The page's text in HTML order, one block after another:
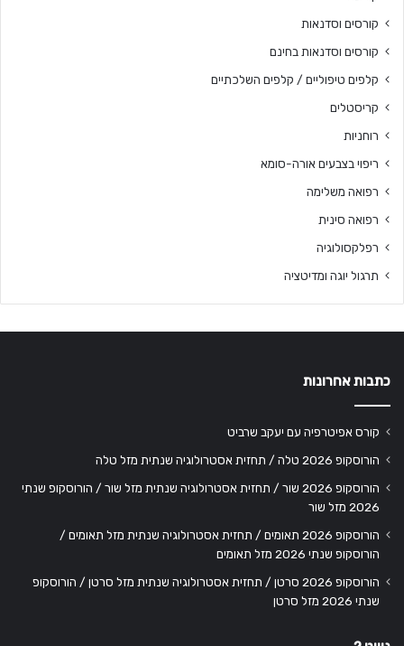
קורסים וסדנאות
קורסים וסדנאות בחינם
קלפים טיפוליים / קלפים השלכתיים
קריסטלים
רוחניות
ריפוי בצבעים אורה-סומא
רפואה משלימה
רפואה סינית
רפלקסולוגיה
תרגול יוגה ומדיטציה
כתבות אחרונות
קורס אפיטרפיה עם יעקב שרביט
הורוסקופ 2026 טלה / תחזית אסטרולוגיה שנתית מזל טלה
הורוסקופ 2026 שור / תחזית אסטרולוגיה שנתית מזל שור / הורוסקופ שנתי
2026 מזל שור
הורוסקופ 2026 תאומים / תחזית אסטרולוגיה שנתית מזל תאומים /
הורוסקופ שנתי 2026 מזל תאומים
הורוסקופ 2026 סרטן / תחזית אסטרולוגיה שנתית מזל סרטן / הורוסקופ
שנתי 2026 מזל סרטן